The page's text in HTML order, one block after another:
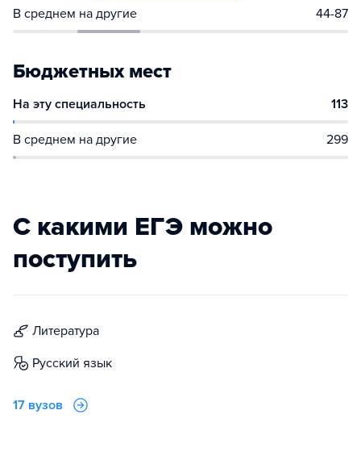
В среднем на другие 44-87
Бюджетных мест
На эту специальность 113
В среднем на другие 299
С какими ЕГЭ можно
поступить
литература
русский язык
17 вузов